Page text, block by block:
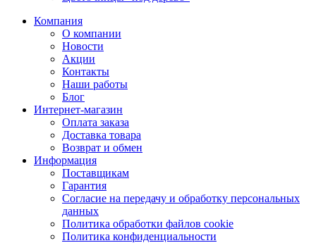
Компания
О компании
Новости
Акции
Контакты
Наши работы
Блог
Интернет-магазин
Оплата заказа
Доставка товара
Возврат и обмен
Информация
Поставщикам
Гарантия
Согласие на передачу и обработку персональных
данных
Политика обработки файлов cookie
Политика конфиденциальности